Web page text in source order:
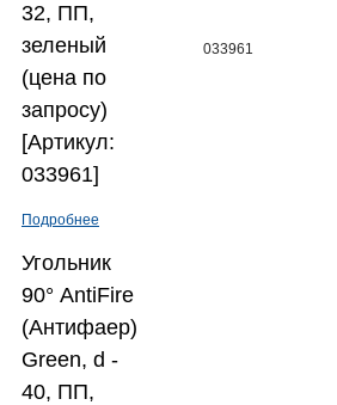
32, ПП,
зеленый
(цена по
запросу)
[Артикул:
033961]
Подробнее
033961
Угольник
90° AntiFire
(Антифаер)
Green, d -
40, ПП,